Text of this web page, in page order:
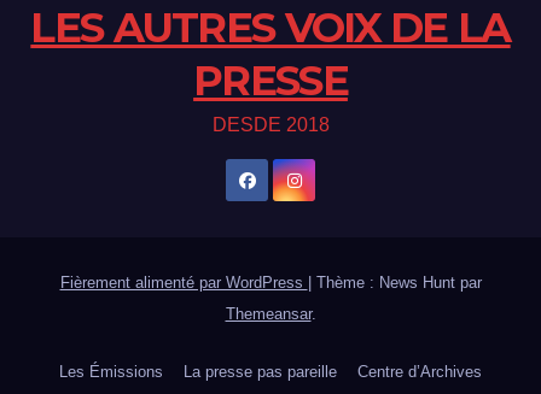
LES AUTRES VOIX DE LA
PRESSE
DESDE 2018
Fièrement alimenté par WordPress | Thème : News Hunt par
Themeansar.
Les Émissions La presse pas pareille Centre d’Archives